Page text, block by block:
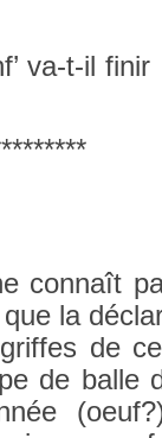
va-t-il finir
connaît
la
de
de balle